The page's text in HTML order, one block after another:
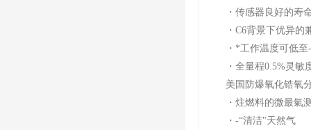
・传感器良好的寿命
・C6背景下优异的
・*工作温度可低至-
・全量程0.5%灵敏
美国防爆氧化锆氧分
・炷燃料的微最氣
・-“清洁"天然气